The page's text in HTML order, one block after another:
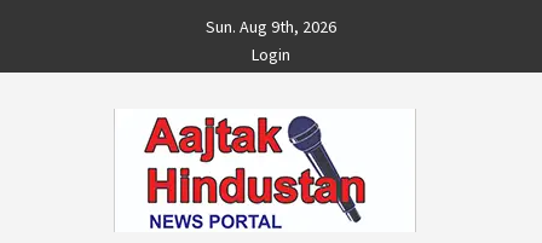
content
Sun. Aug 9th, 2026
Login